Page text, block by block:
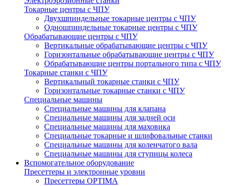
Токарные центры с ЧПУ
Двухшпиндельные токарные центры с ЧПУ
Одношпиндельные токарные центры с ЧПУ
Обрабатывающие центры с ЧПУ
Вертикальные обрабатывающие центры с ЧПУ
Горизонтальные обрабатывающие центры с ЧПУ
Обрабатывающие центры портального типа с ЧПУ
Токарные станки с ЧПУ
Вертикальный токарные станки с ЧПУ
Горизонтальные токарные станки с ЧПУ
Специальные машины
Специальные машины для клапана
Специальные машины для задней оси
Специальные машины для маховика
Специальные токарные и шлифовальные станки
Специальные машины для коленчатого вала
Специальные машины для ступицы колеса
Вспомогательное оборудование
Пресеттеры и электронные уровни
Пресеттеры OPTIMA